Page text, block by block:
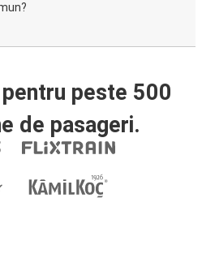
peste 500
de pasageri.